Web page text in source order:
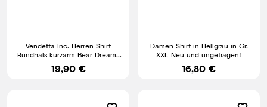
Vendetta Inc. Herren Shirt
Rundhals kurzarm Bear Dreams
schwarz VD-1427 Print
19,90 €
Damen Shirt in Hellgrau in Gr.
XXL Neu und ungetragen!
16,80 €